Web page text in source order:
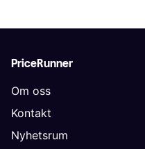
PriceRunner
Om oss
Kontakt
Nyhetsrum